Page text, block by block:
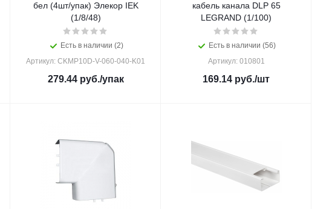
бел (4шт/упак) Элекор IEK
(1/8/48)
Есть в наличии (2)
Артикул: CKMP10D-V-060-040-K01
279.44руб./упак
кабель канала DLP 65
LEGRAND (1/100)
Есть в наличии (56)
Артикул: 010801
169.14 руб./шт